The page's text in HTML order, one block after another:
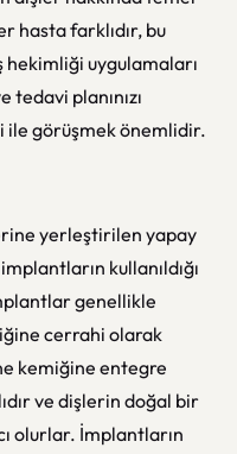
hasta farklıdır, bu
uygulamaları
tedavi planınızı
ile görüşmek önemlidir.
yerleştirilen yapay
kullanıldığı
genellikle
cerrahi olarak
kemiğine entegre
ve dişlerin doğal bir
olurlar. İmplantların